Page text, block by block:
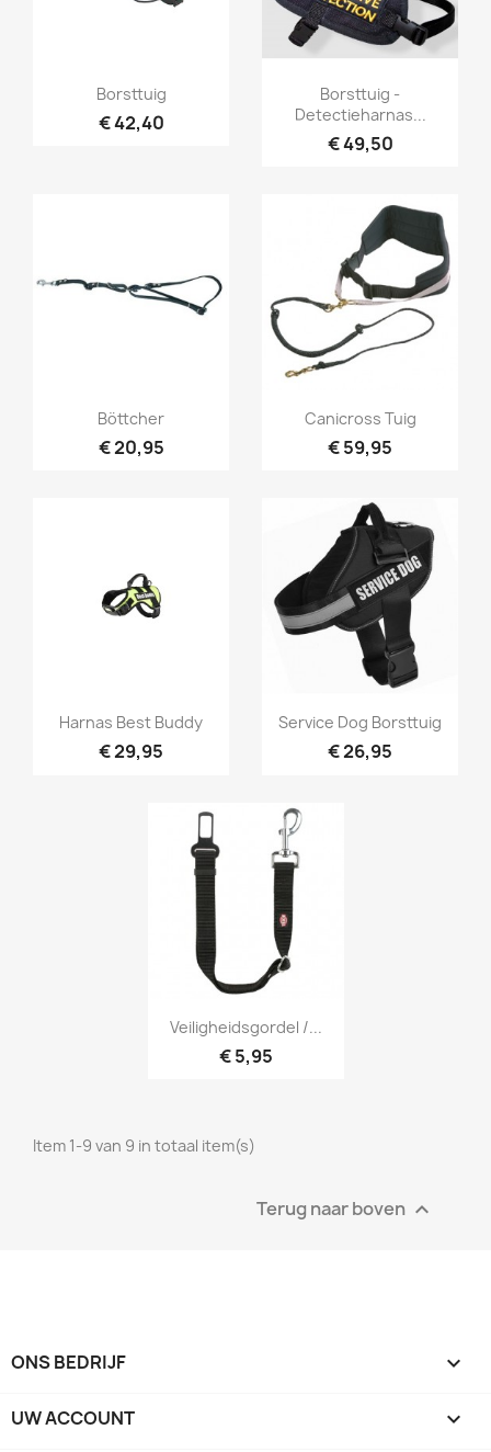
Snel bekijken
Borsttuig
€ 42,40
Snel bekijken
Borsttuig -
Detectieharnas...
€ 49,50
Snel bekijken
Böttcher
€ 20,95
Snel bekijken
Canicross Tuig
€ 59,95
Snel bekijken
Harnas Best Buddy
€ 29,95
Snel bekijken
Service Dog Borsttuig
€ 26,95
Snel bekijken
Veiligheidsgordel /...
€ 5,95
Item 1-9 van 9 in totaal item(s)
Terug naar boven 
ONS BEDRIJF 
UW ACCOUNT 